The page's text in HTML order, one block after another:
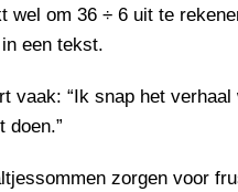
wel om 36 ÷ 6 uit te
een tekst.
vaak: “Ik snap het
doen.”
zorgen voor